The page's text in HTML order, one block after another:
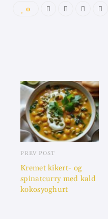
0
PREV POST
Kremet kikert- og
spinatcurry med kald
kokosyoghurt